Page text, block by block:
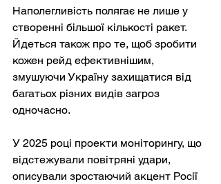
Наполегливість полягає не лише у
створенні більшої кількості ракет.
Йдеться також про те, щоб зробити
кожен рейд ефективнішим,
змушуючи Україну захищатися від
багатьох різних видів загроз
одночасно.
У 2025 році проекти моніторингу, що
відстежували повітряні удари,
описували зростаючий акцент Росії